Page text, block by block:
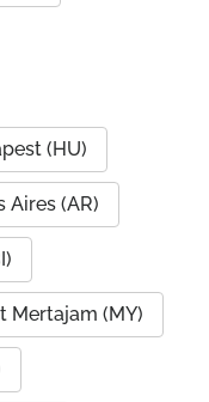
(HU)
Aires (AR)
Mertajam (MY)